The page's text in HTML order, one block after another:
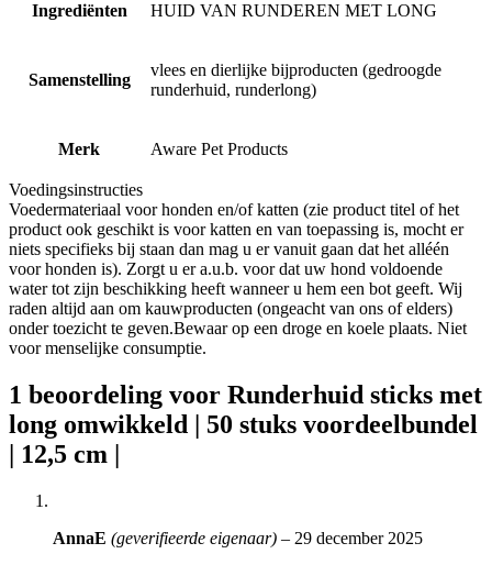
Ingrediënten HUID VAN RUNDEREN MET LONG
Samenstelling
vlees en dierlijke bijproducten (gedroogde
runderhuid, runderlong)
Merk Aware Pet Products
Voedingsinstructies
Voedermateriaal voor honden en/of katten (zie product titel of het
product ook geschikt is voor katten en van toepassing is, mocht er
niets specifieks bij staan dan mag u er vanuit gaan dat het alléén
voor honden is). Zorgt u er a.u.b. voor dat uw hond voldoende
water tot zijn beschikking heeft wanneer u hem een bot geeft. Wij
raden altijd aan om kauwproducten (ongeacht van ons of elders)
onder toezicht te geven.Bewaar op een droge en koele plaats. Niet
voor menselijke consumptie.
1 beoordeling voor Runderhuid sticks met
long omwikkeld | 50 stuks voordeelbundel
| 12,5 cm |
AnnaE (geverifieerde eigenaar) – 29 december 2025